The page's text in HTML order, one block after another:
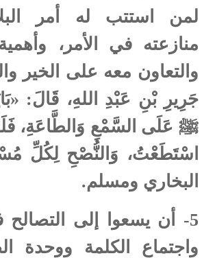
لمن استتب له أمر
منازعته في الأمر،
والتعاون معه على الخير
جَرِيرِ بْنِ عَبْدِ اللهِ، قَالَ:
ﷺ عَلَى ‌السَّمْعِ ‌وَالطَّاعَةِ،
اسْتَطَعْتُ، وَالنُّصْحِ لِكُلِّ
البخاري ومسلم.
5-
أن يسعوا إلى التصالح
واجتماع الكلمة ووحدة